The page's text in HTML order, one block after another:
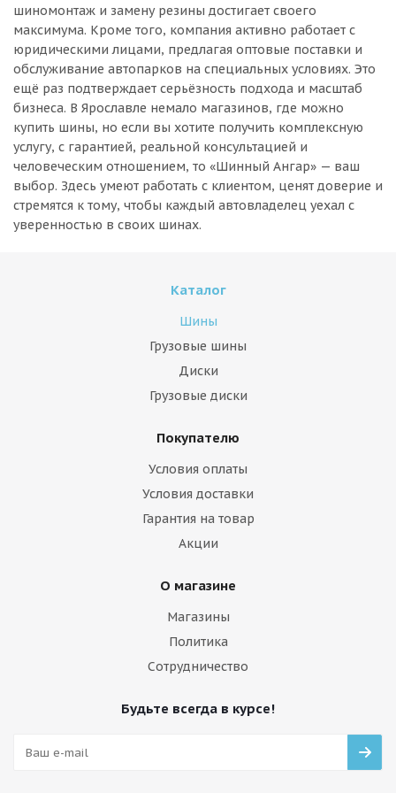
шиномонтаж и замену резины достигает своего
максимума. Кроме того, компания активно работает с
юридическими лицами, предлагая оптовые поставки и
обслуживание автопарков на специальных условиях. Это
ещё раз подтверждает серьёзность подхода и масштаб
бизнеса. В Ярославле немало магазинов, где можно
купить шины, но если вы хотите получить комплексную
услугу, с гарантией, реальной консультацией и
человеческим отношением, то «Шинный Ангар» — ваш
выбор. Здесь умеют работать с клиентом, ценят доверие и
стремятся к тому, чтобы каждый автовладелец уехал с
уверенностью в своих шинах.
Каталог
Шины
Грузовые шины
Диски
Грузовые диски
Покупателю
Условия оплаты
Условия доставки
Гарантия на товар
Акции
О магазине
Магазины
Политика
Сотрудничество
Будьте всегда в курсе!